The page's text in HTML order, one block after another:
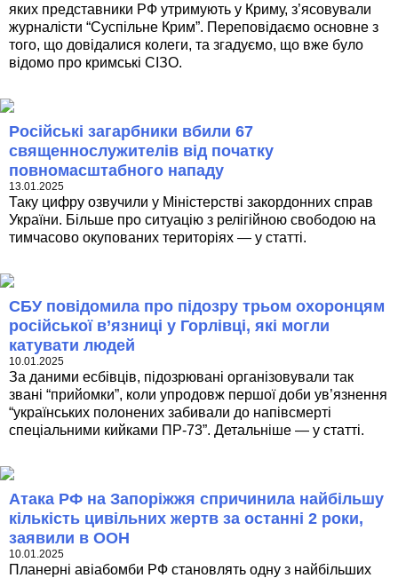
яких представники РФ утримують у Криму, з’ясовували
журналісти “Суспільне Крим”. Переповідаємо основне з
того, що довідалися колеги, та згадуємо, що вже було
відомо про кримські СІЗО.
Російські загарбники вбили 67
священнослужителів від початку
повномасштабного нападу
13.01.2025
Таку цифру озвучили у Міністерстві закордонних справ
України. Більше про ситуацію з релігійною свободою на
тимчасово окупованих територіях — у статті.
CБУ повідомила про підозру трьом охоронцям
російської в’язниці у Горлівці, які могли
катувати людей
10.01.2025
За даними есбівців, підозрювані організовували так
звані “прийомки”, коли упродовж першої доби ув’язнення
“українських полонених забивали до напівсмерті
спеціальними кийками ПР-73”. Детальніше — у статті.
Атака РФ на Запоріжжя спричинила найбільшу
кількість цивільних жертв за останні 2 роки,
заявили в ООН
10.01.2025
Планерні авіабомби РФ становлять одну з найбільших